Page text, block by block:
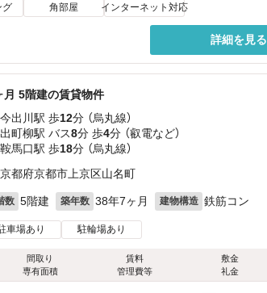
グ 角部屋 インターネット対応
詳細を見る
5階建の賃貸物件
今出川駅 歩12分 （烏丸線）
出町柳駅 バス8分 歩4分 （叡電など）
鞍馬口駅 歩18分 （烏丸線）
京都府京都市上京区山名町
数 5階建 築年数 38年7ヶ月 建物構造 鉄筋コン
車場あり 駐輪場あり
間取り
専有面積
賃料
管理費等
敷金
礼金